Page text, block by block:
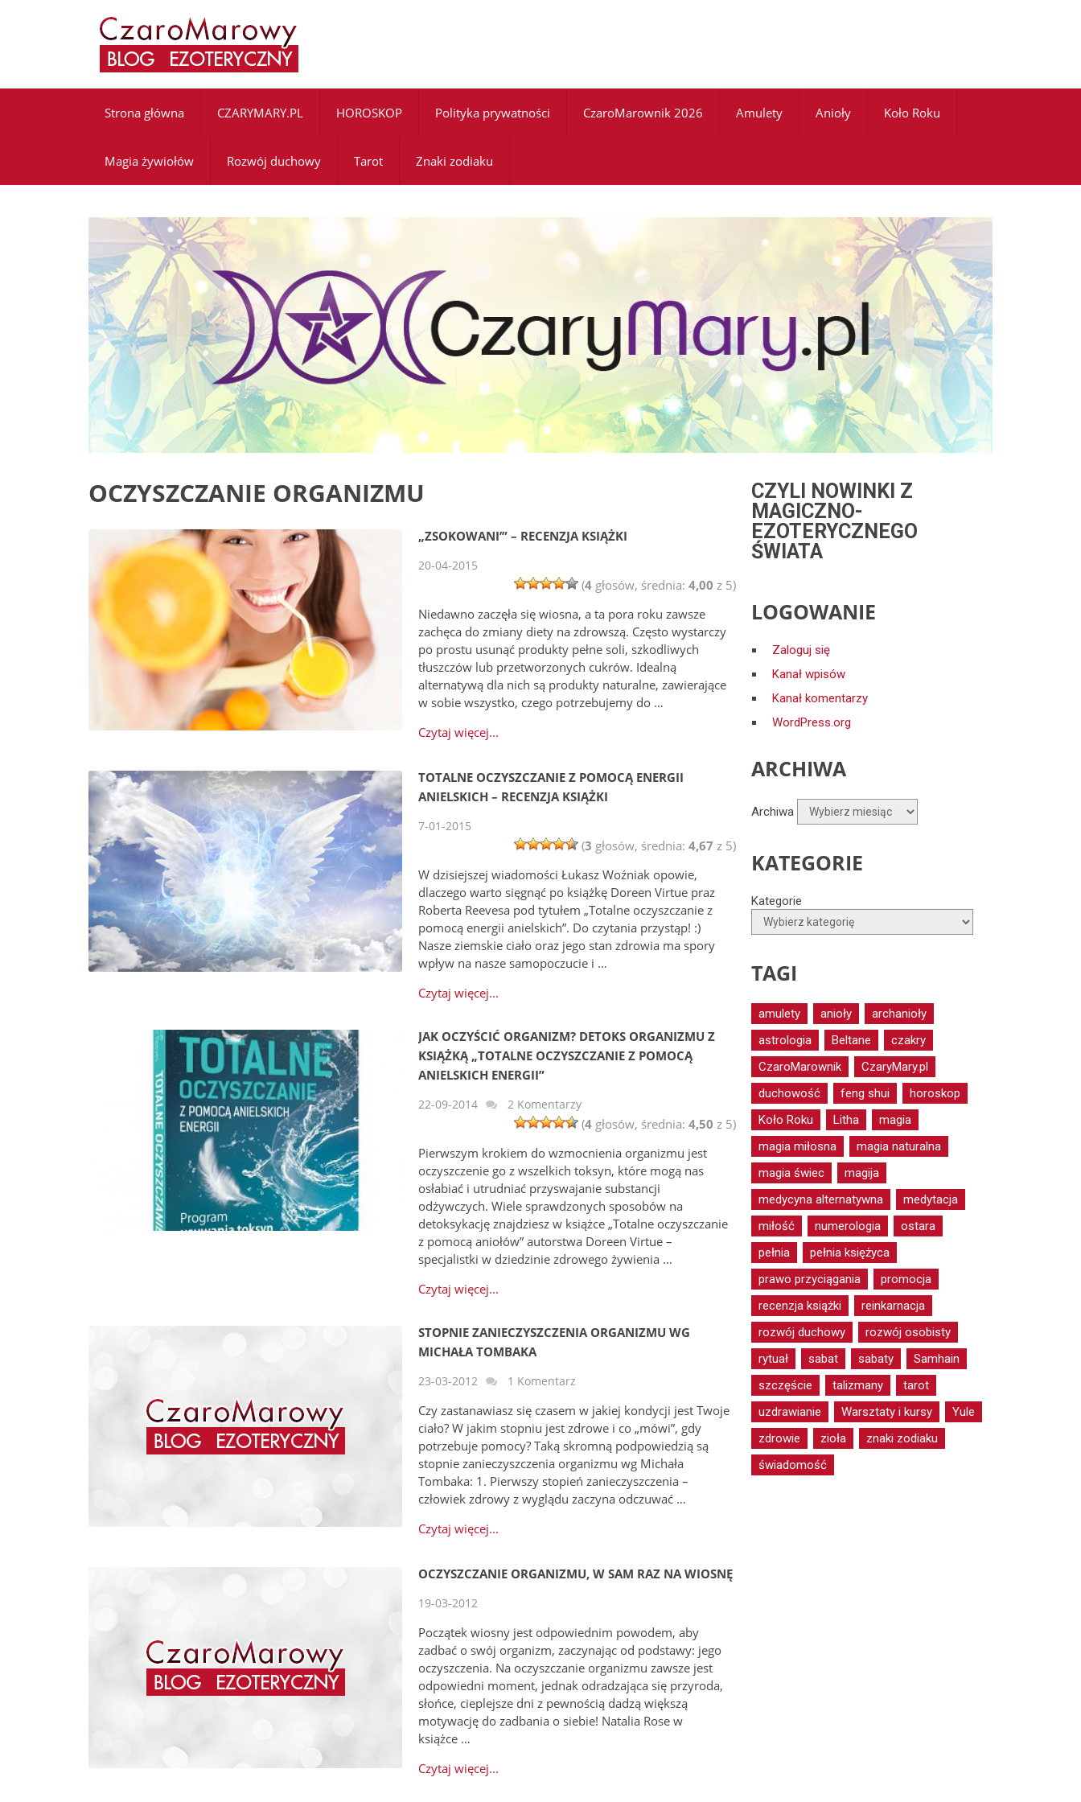
Strona główna CZARYMARY.PL HOROSKOP Polityka prywatności CzaroMarownik 2026 Amulety Anioły Koło Roku
Magia żywiołów Rozwój duchowy Tarot Znaki zodiaku
OCZYSZCZANIE ORGANIZMU
„ZSOKOWANI’” – RECENZJA KSIĄŻKI
20-04-2015
(4 głosów, średnia:4,00 z 5)
Niedawno zaczęła się wiosna, a ta pora roku zawsze
zachęca do zmiany diety na zdrowszą. Często wystarczy
po prostu usunąć produkty pełne soli, szkodliwych
tłuszczów lub przetworzonych cukrów. Idealną
alternatywą dla nich są produkty naturalne, zawierające
w sobie wszystko, czego potrzebujemy do …
Czytaj więcej...
TOTALNE OCZYSZCZANIE Z POMOCĄ ENERGII
ANIELSKICH – RECENZJA KSIĄŻKI
7-01-2015
(3 głosów, średnia:4,67 z 5)
W dzisiejszej wiadomości Łukasz Woźniak opowie,
dlaczego warto sięgnąć po książkę Doreen Virtue praz
Roberta Reevesa pod tytułem „Totalne oczyszczanie z
pomocą energii anielskich”. Do czytania przystąp! :)
Nasze ziemskie ciało oraz jego stan zdrowia ma spory
wpływ na nasze samopoczucie i …
Czytaj więcej...
JAK OCZYŚCIĆ ORGANIZM? DETOKS ORGANIZMU Z
KSIĄŻKĄ „TOTALNE OCZYSZCZANIE Z POMOCĄ
ANIELSKICH ENERGII”
22-09-2014 2 Komentarzy
(4 głosów, średnia:4,50 z 5)
Pierwszym krokiem do wzmocnienia organizmu jest
oczyszczenie go z wszelkich toksyn, które mogą nas
osłabiać i utrudniać przyswajanie substancji
odżywczych. Wiele sprawdzonych sposobów na
detoksykację znajdziesz w książce „Totalne oczyszczanie
z pomocą aniołów” autorstwa Doreen Virtue –
specjalistki w dziedzinie zdrowego żywienia …
Czytaj więcej...
STOPNIE ZANIECZYSZCZENIA ORGANIZMU WG
MICHAŁA TOMBAKA
23-03-2012 1 Komentarz
Czy zastanawiasz się czasem w jakiej kondycji jest Twoje
ciało? W jakim stopniu jest zdrowe i co „mówi”, gdy
potrzebuje pomocy? Taką skromną podpowiedzią są
stopnie zanieczyszczenia organizmu wg Michała
Tombaka: 1. Pierwszy stopień zanieczyszczenia –
człowiek zdrowy z wyglądu zaczyna odczuwać …
Czytaj więcej...
OCZYSZCZANIE ORGANIZMU, W SAM RAZ NA WIOSNĘ
19-03-2012
Początek wiosny jest odpowiednim powodem, aby
zadbać o swój organizm, zaczynając od podstawy: jego
oczyszczenia. Na oczyszczanie organizmu zawsze jest
odpowiedni moment, jednak odradzająca się przyroda,
słońce, cieplejsze dni z pewnością dadzą większą
motywację do zadbania o siebie! Natalia Rose w
książce …
Czytaj więcej...
CZYLI NOWINKI Z
MAGICZNO-
EZOTERYCZNEGO
ŚWIATA
LOGOWANIE
Zaloguj się
Kanał wpisów
Kanał komentarzy
WordPress.org
ARCHIWA
Archiwa
KATEGORIE
Kategorie
TAGI
amulety anioły
archanioły
astrologia
Beltane
czakry
CzaroMarownik
CzaryMary.pl
duchowość
feng shui
horoskop
Koło Roku
Litha
magia
magia miłosna
magia naturalna
magia świec
magija
medycyna alternatywna
medytacja
miłość
numerologia
ostara
pełnia
pełnia księżyca
prawo przyciągania
promocja
recenzja książki
reinkarnacja
rozwój duchowy
rozwój osobisty
rytuał
sabat sabaty
Samhain
szczęście
talizmany
tarot
uzdrawianie
Warsztaty i kursy
Yule
zdrowie
zioła
znaki zodiaku
świadomość